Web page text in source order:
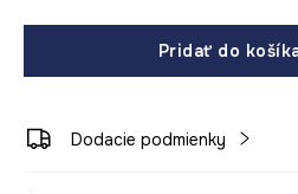
Pridať do
Dodacie podmienky